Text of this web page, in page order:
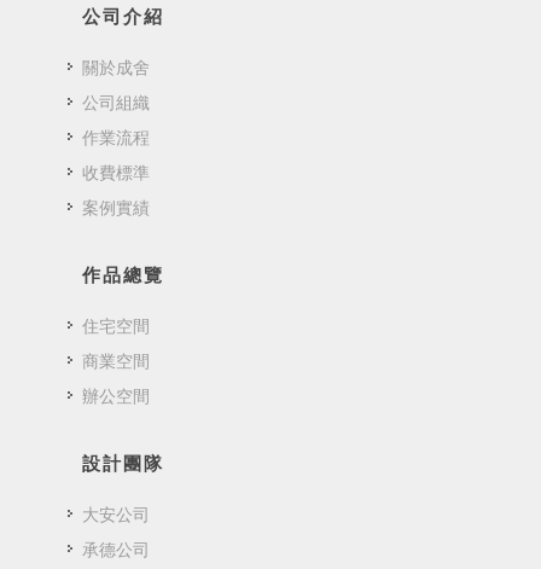
公司介紹
關於成舍
公司組織
作業流程
收費標準
案例實績
作品總覽
住宅空間
商業空間
辦公空間
設計團隊
大安公司
承德公司